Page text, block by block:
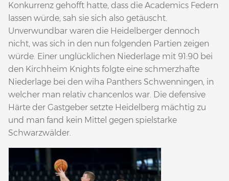
Konkurrenz gehofft hatte, dass die Academics Federn
lassen würde, sah sie sich also getäuscht.
Unverwundbar waren die Heidelberger dennoch
nicht, was sich in den nun folgenden Partien zeigen
würde. Einer unglücklichen Niederlage mit 91:90 bei
den Kirchheim Knights folgte eine schmerzhafte
Niederlage bei den wiha Panthers Schwenningen, in
welcher man relativ chancenlos war. Die defensive
Härte der Gastgeber setzte Heidelberg mächtig zu
und man fand kein Mittel gegen spielstarke
Schwarzwälder.